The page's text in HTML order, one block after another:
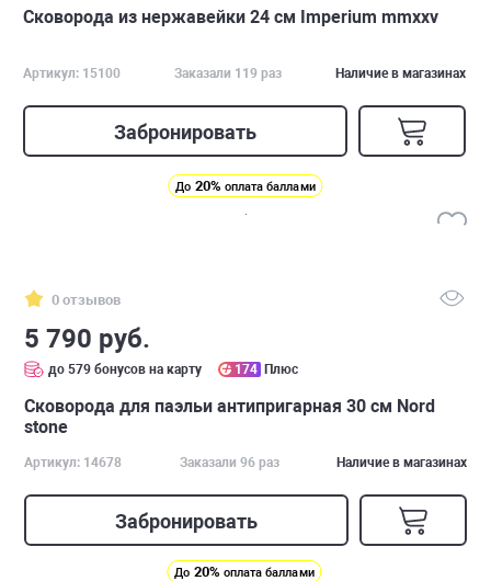
Сковорода из нержавейки 24 см Imperium mmxxv
Артикул: 15100 Заказали 119 раз Наличие в магазинах
Забронировать
До 20% оплата баллами
0 отзывов
5 790 руб.
до 579 бонусов на карту 174 Плюс
Сковорода для паэльи антипригарная 30 см Nord
stone
Артикул: 14678 Заказали 96 раз Наличие в магазинах
Забронировать
До 20% оплата баллами